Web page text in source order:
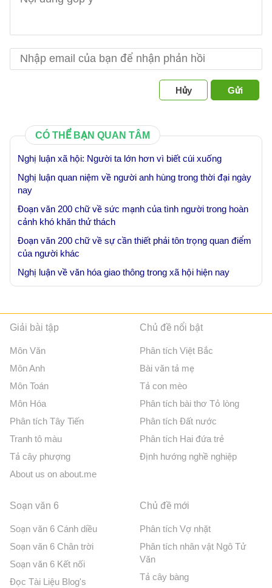
Hủy Gửi
CÓ THỂ BẠN QUAN TÂM
Nghị luận xã hội: Người ta lớn hơn vì biết cúi xuống
Nghị luận quan niệm về người anh hùng trong thời đại ngày
nay
Đoạn văn 200 chữ về sức mạnh của tình người trong hoàn
cảnh khó khăn thử thách
Đoạn văn 200 chữ về sự cần thiết phải tôn trọng quan điểm
của người khác
Nghị luận về văn hóa giao thông trong xã hội hiện nay
Giải bài tập
Môn Văn
Môn Anh
Môn Toán
Môn Hóa
Phân tích Tây Tiến
Tranh tô màu
Tả cây phượng
About us on about.me
Chủ đề nổi bật
Phân tích Việt Bắc
Bài văn tả mẹ
Tả con mèo
Phân tích bài thơ Tỏ lòng
Phân tích Đất nước
Phân tích Hai đứa trẻ
Định hướng nghề nghiệp
Soạn văn 6
Soạn văn 6 Cánh diều
Soạn văn 6 Chân trời
Soạn văn 6 Kết nối
Đọc Tài Liệu Blog's
Chủ đề mới
Phân tích Vợ nhặt
Phân tích nhân vật Ngô Tử
Văn
Tả cây bàng